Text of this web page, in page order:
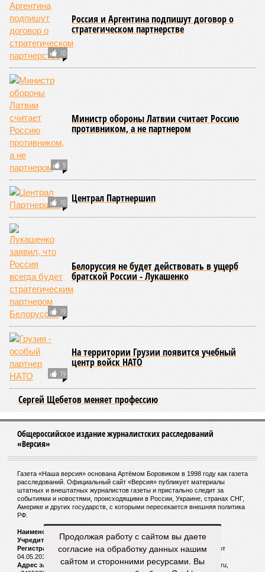
10
Россия и Аргентина подпишут договор о
стратегическом партнерстве
9
Министр обороны Латвии считает Россию
противником, а не партнером
10 Централ Партнершип
19
Белоруссия не будет действовать в ущерб
братской России - Лукашенко
19
На территории Грузии появится учебный
центр войск НАТО
Сергей Щебетов меняет профессию
Общероссийское издание журналистских расследований
«Версия»
Газета «Наша версия» основана Артёмом Боровиком в 1998 году как газета
расследований. Официальный сайт «Версия» публикует материалы
штатных и внештатных журналистов газеты и пристально следит за
событиями и новостями, происходящими в России, Украине, странах СНГ,
Америке и других государств, с которыми пересекается внешняя политика
РФ.
Наименование:
Учредитель:
ООО «Версия»,Главный редактор:Горевой Р. Г.
Регистрационный номер Роскомнадзора:ЭЛ № ФС 77 - 72681 от
04.05.2018 г.
Адрес электронной почты и телефон редакции:versia@versia.ru,
Продолжая работу с сайтом вы даете
согласие на обработку данных нашим
сайтом и сторонними ресурсами. Вы